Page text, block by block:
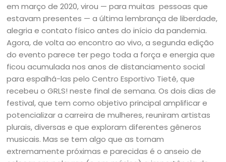
em março de 2020, virou — para muitas pessoas que
estavam presentes — a última lembrança de liberdade,
alegria e contato físico antes do início da pandemia.
Agora, de volta ao encontro ao vivo, a segunda edição
do evento parece ter pego toda a força e energia que
ficou acumulada nos anos de distanciamento social
para espalhá-las pelo Centro Esportivo Tietê, que
recebeu o GRLS! neste final de semana. Os dois dias de
festival, que tem como objetivo principal amplificar e
potencializar a carreira de mulheres, reuniram artistas
plurais, diversas e que exploram diferentes gêneros
musicais. Mas se tem algo que as tornam
extremamente próximas e parecidas é o anseio de